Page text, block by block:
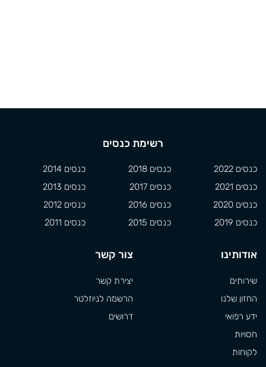
רשימת כנסים
כנסים 2022
כנסים 2021
כנסים 2020
כנסים 2019
כנסים 2018
כנסים 2017
כנסים 2016
כנסים 2015
כנסים 2014
כנסים 2013
כנסים 2012
כנסים 2011
אודותינו
שירותים
החזון שלנו
ידע רפואי
חסויות
לקוחות
צור קשר
יצירת קשר
הרשמה לניוזלטר
דרושים